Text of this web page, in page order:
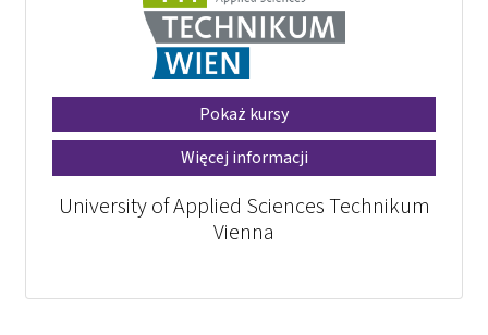
Pokaż kursy
Więcej informacji
University of Applied Sciences Technikum
Vienna